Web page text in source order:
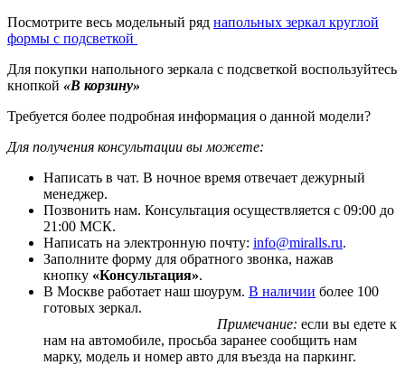
Посмотрите весь модельный ряд напольных зеркал круглой
формы c подсветкой
Для покупки напольного зеркала с подсветкой воспользуйтесь
кнопкой «В корзину»
Требуется более подробная информация о данной модели?
Для получения консультации вы можете:
Написать в чат. В ночное время отвечает дежурный
менеджер.
Позвонить нам. Консультация осуществляется с 09:00 до
21:00 МСК.
Написать на электронную почту: info@miralls.ru.
Заполните форму для обратного звонка, нажав
кнопку «Консультация».
В Москве работает наш шоурум. В наличии более 100
готовых зеркал.
Примечание: если вы едете к
нам на автомобиле, просьба заранее сообщить нам
марку, модель и номер авто для въезда на паркинг.